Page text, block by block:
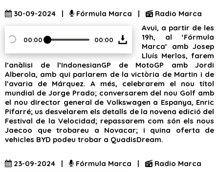
30-09-2024 | Fórmula Marca | Radio Marca
00:00 00:00
Avui, a partir de les
19h, al ‘Fórmula
Marca’ amb Josep
Lluís Merlos, farem
l’anàlisi de l’IndonesianGP de MotoGP amb Jordi
Alberola, amb qui parlarem de la victòria de Martin i de
l’avaria de Márquez. A més, celebrarem el nou títol
mundial de Jorge Prado; conversarem del nou Golf amb
el nou director general de Volkswagen a Espanya, Enric
Pifarré; us desvelarem els detalls de la novena edició del
Festival de la Velocidad; repassarem com són els nous
Jaecoo que trobareu a Novacar; i quina oferta de
vehicles BYD podeu trobar a QuadisDream.
23-09-2024 | Fórmula Marca | Radio Marca